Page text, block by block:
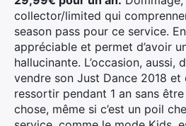
collector/limited qui
season pass pour ce service.
appréciable et permet d’avoir
hallucinante. L’occasion, aussi,
vendre son Just Dance 2018
ressortir pendant 1 an sans
chose, même si c’est un poil